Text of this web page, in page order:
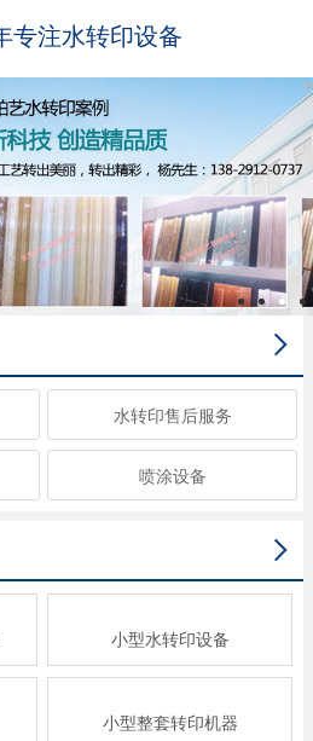
专注水转印设备

水转印售后服务
喷涂设备

小型水转印设备
小型整套转印机器